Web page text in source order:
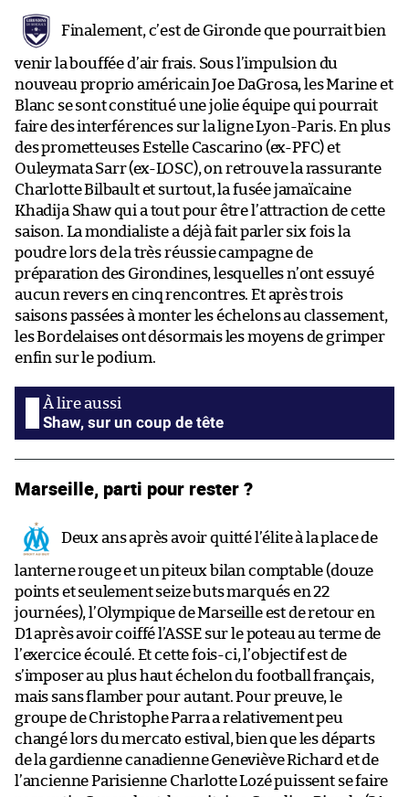
Finalement, c’est de Gironde que pourrait bien
venir la bouffée d’air frais. Sous l’impulsion du
nouveau proprio américain Joe DaGrosa, les Marine et
Blanc se sont constitué une jolie équipe qui pourrait
faire des interférences sur la ligne Lyon-Paris. En plus
des prometteuses Estelle Cascarino (ex-PFC) et
Ouleymata Sarr (ex-LOSC), on retrouve la rassurante
Charlotte Bilbault et surtout, la fusée jamaïcaine
Khadija Shaw qui a tout pour être l’attraction de cette
saison. La mondialiste a déjà fait parler six fois la
poudre lors de la très réussie campagne de
préparation des Girondines, lesquelles n’ont essuyé
aucun revers en cinq rencontres. Et après trois
saisons passées à monter les échelons au classement,
les Bordelaises ont désormais les moyens de grimper
enfin sur le podium.
Shaw, sur un coup de tête
Marseille, parti pour rester ?
Deux ans après avoir quitté l’élite à la place de
lanterne rouge et un piteux bilan comptable (douze
points et seulement seize buts marqués en 22
journées), l’Olympique de Marseille est de retour en
D1 après avoir coiffé l’ASSE sur le poteau au terme de
l’exercice écoulé. Et cette fois-ci, l’objectif est de
s’imposer au plus haut échelon du football français,
mais sans flamber pour autant. Pour preuve, le
groupe de Christophe Parra a relativement peu
changé lors du mercato estival, bien que les départs
de la gardienne canadienne Geneviève Richard et de
l’ancienne Parisienne Charlotte Lozé puissent se faire